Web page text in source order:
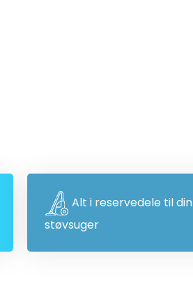
Alt i reservedele til din
støvsuger